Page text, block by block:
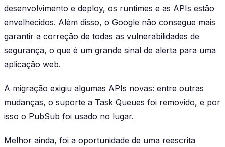
desenvolvimento e deploy, os runtimes e as APIs estão
envelhecidos. Além disso, o Google não consegue mais
garantir a correção de todas as vulnerabilidades de
segurança, o que é um grande sinal de alerta para uma
aplicação web.
A migração exigiu algumas APIs novas: entre outras
mudanças, o suporte a Task Queues foi removido, e por
isso o PubSub foi usado no lugar.
Melhor ainda, foi a oportunidade de uma reescrita